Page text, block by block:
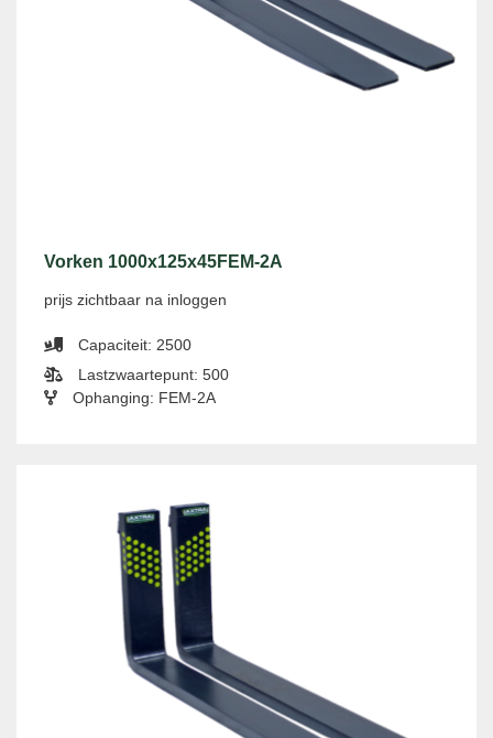
Vorken 1000x125x45FEM-2A
prijs zichtbaar na inloggen
Capaciteit: 2500
Lastzwaartepunt: 500
Ophanging: FEM-2A